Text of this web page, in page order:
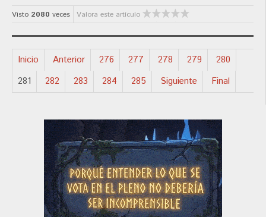
Visto 2080 veces Valora este artículo
Inicio Anterior 276 277 278 279
280
281
282 283 284 285 Siguiente Final